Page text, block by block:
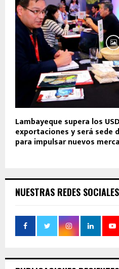
Lambayeque supera los
exportaciones y será sede
para impulsar nuevos
NUESTRAS REDES SOCIALES